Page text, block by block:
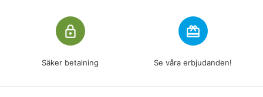
lock_outline
Säker betalning
redeem
Se våra erbjudanden!